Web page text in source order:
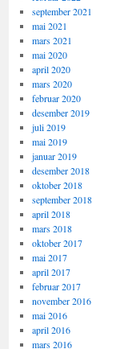
september 2021
mai 2021
mars 2021
mai 2020
april 2020
mars 2020
februar 2020
desember 2019
juli 2019
mai 2019
januar 2019
desember 2018
oktober 2018
september 2018
april 2018
mars 2018
oktober 2017
mai 2017
april 2017
februar 2017
november 2016
mai 2016
april 2016
mars 2016